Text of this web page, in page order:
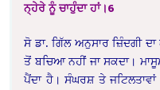
ਨ੍ਹੇਰੇ ਨੂੰ ਚਾਹੁੰਦਾ ਹਾਂ।6
ਸੋ ਡਾ. ਗਿੱਲ ਅਨੁਸਾਰ ਜ਼ਿੰਦਗੀ
ਤੋਂ ਬਚਿਆ ਨਹੀਂ ਜਾ ਸਕਦਾ।
ਪੈਂਦਾ ਹੈ। ਸੰਘਰਸ਼ ਤੇ